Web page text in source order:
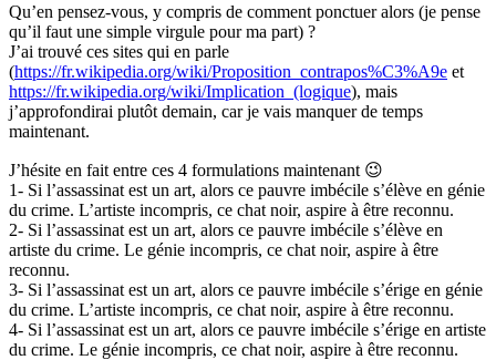
Qu’en pensez-vous, y compris de comment ponctuer alors (je pense
qu’il faut une simple virgule pour ma part) ?
J’ai trouvé ces sites qui en parle
(https://fr.wikipedia.org/wiki/Proposition_contrapos%C3%A9e et
https://fr.wikipedia.org/wiki/Implication_(logique), mais
j’approfondirai plutôt demain, car je vais manquer de temps
maintenant.
J’hésite en fait entre ces 4 formulations maintenant 😉
1- Si l’assassinat est un art, alors ce pauvre imbécile s’élève en génie
du crime. L’artiste incompris, ce chat noir, aspire à être reconnu.
2- Si l’assassinat est un art, alors ce pauvre imbécile s’élève en
artiste du crime. Le génie incompris, ce chat noir, aspire à être
reconnu.
3- Si l’assassinat est un art, alors ce pauvre imbécile s’érige en génie
du crime. L’artiste incompris, ce chat noir, aspire à être reconnu.
4- Si l’assassinat est un art, alors ce pauvre imbécile s’érige en artiste
du crime. Le génie incompris, ce chat noir, aspire à être reconnu.